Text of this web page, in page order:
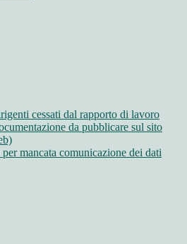
cessati dal rapporto di lavoro
da pubblicare sul sito
mancata comunicazione dei dati